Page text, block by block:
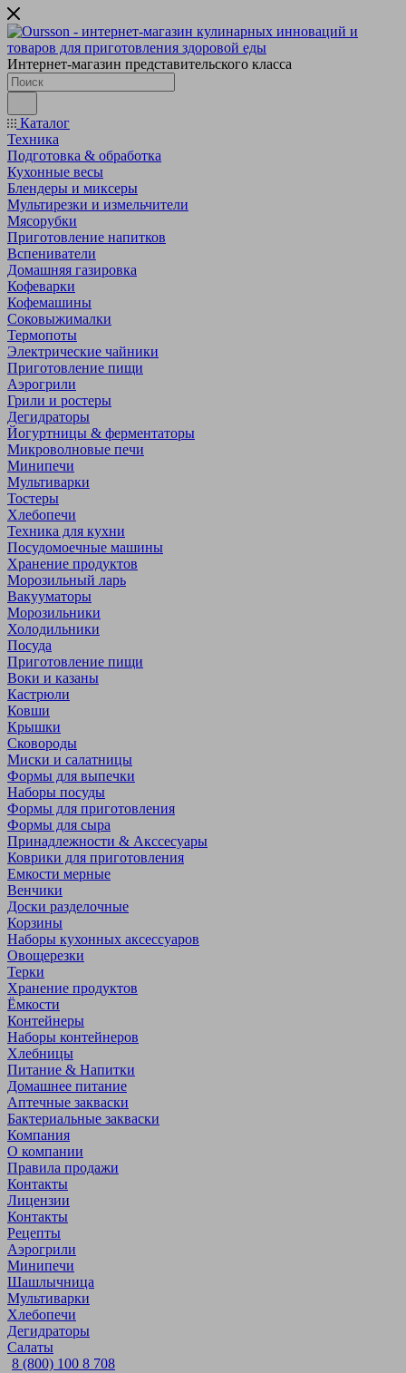
Интернет-магазин представительского класса
Каталог
Техника
Подготовка & обработка
Кухонные весы
Блендеры и миксеры
Мультирезки и измельчители
Мясорубки
Приготовление напитков
Вспениватели
Домашняя газировка
Кофеварки
Кофемашины
Соковыжималки
Термопоты
Электрические чайники
Приготовление пищи
Аэрогрили
Грили и ростеры
Дегидраторы
Йогуртницы & ферментаторы
Микроволновые печи
Минипечи
Мультиварки
Тостеры
Хлебопечи
Техника для кухни
Посудомоечные машины
Хранение продуктов
Морозильный ларь
Вакууматоры
Морозильники
Холодильники
Посуда
Приготовление пищи
Воки и казаны
Кастрюли
Ковши
Крышки
Сковороды
Миски и салатницы
Формы для выпечки
Наборы посуды
Формы для приготовления
Формы для сыра
Принадлежности & Акссесуары
Коврики для приготовления
Емкости мерные
Венчики
Доски разделочные
Корзины
Наборы кухонных аксессуаров
Овощерезки
Терки
Хранение продуктов
Ёмкости
Контейнеры
Наборы контейнеров
Хлебницы
Питание & Напитки
Домашнее питание
Аптечные закваски
Бактериальные закваски
Компания
О компании
Правила продажи
Контакты
Лицензии
Контакты
Рецепты
Аэрогрили
Минипечи
Шашлычница
Мультиварки
Хлебопечи
Дегидраторы
Салаты
8 (800) 100 8 708